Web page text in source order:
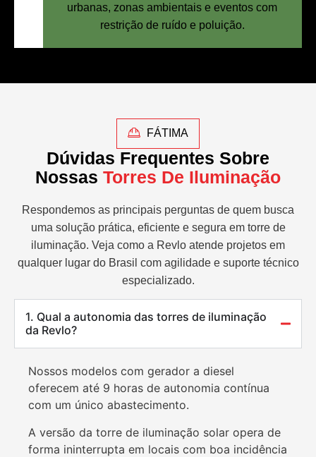
urbanas, zonas ambientais e eventos com
restrição de ruído e poluição.
FÁTIMA
Dúvidas Frequentes Sobre
Nossas Torres De Iluminação
Respondemos as principais perguntas de quem busca
uma solução prática, eficiente e segura em torre de
iluminação. Veja como a Revlo atende projetos em
qualquer lugar do Brasil com agilidade e suporte técnico
especializado.
1. Qual a autonomia das torres de iluminação
da Revlo?
Nossos modelos com gerador a diesel
oferecem até 9 horas de autonomia contínua
com um único abastecimento.
A versão da torre de iluminação solar opera de
forma ininterrupta em locais com boa incidência